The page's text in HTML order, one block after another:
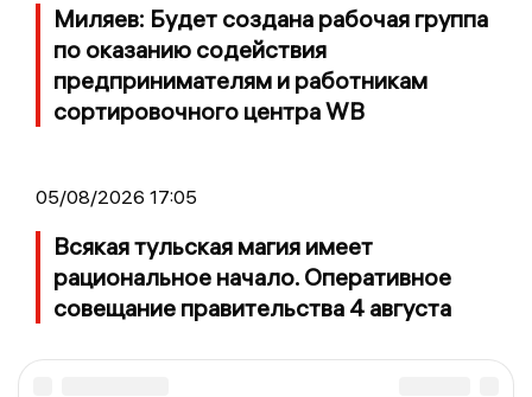
Миляев: Будет создана рабочая группа
по оказанию содействия
предпринимателям и работникам
сортировочного центра WB
05/08/2026 17:05
Всякая тульская магия имеет
рациональное начало. Оперативное
совещание правительства 4 августа